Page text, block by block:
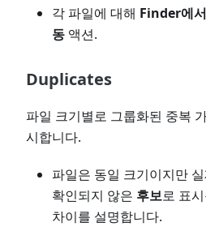
각 파일에 대해 Finder에
동 액션.
Duplicates
파일 크기별로 그룹화된 중복
시합니다.
파일은 동일 크기이지만
확인되지 않은 후보로 표
차이를 설명합니다.